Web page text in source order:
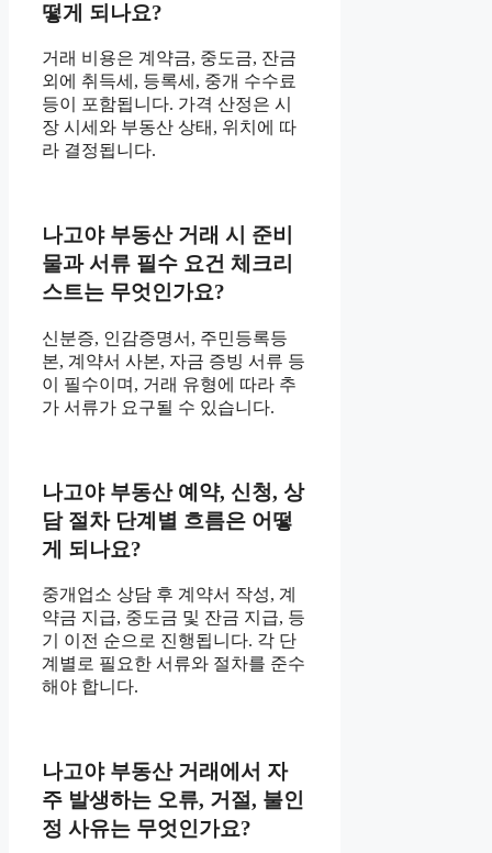
떻게 되나요?
거래 비용은 계약금, 중도금, 잔금
외에 취득세, 등록세, 중개 수수료
등이 포함됩니다. 가격 산정은 시
장 시세와 부동산 상태, 위치에 따
라 결정됩니다.
나고야 부동산 거래 시 준비
물과 서류 필수 요건 체크리
스트는 무엇인가요?
신분증, 인감증명서, 주민등록등
본, 계약서 사본, 자금 증빙 서류 등
이 필수이며, 거래 유형에 따라 추
가 서류가 요구될 수 있습니다.
나고야 부동산 예약, 신청, 상
담 절차 단계별 흐름은 어떻
게 되나요?
중개업소 상담 후 계약서 작성, 계
약금 지급, 중도금 및 잔금 지급, 등
기 이전 순으로 진행됩니다. 각 단
계별로 필요한 서류와 절차를 준수
해야 합니다.
나고야 부동산 거래에서 자
주 발생하는 오류, 거절, 불인
정 사유는 무엇인가요?